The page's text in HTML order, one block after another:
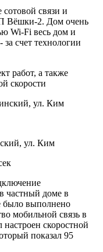
связи и
Вёшки-2. Дом очень
Wi-Fi весь дом и
счет технологии
работ, а также
скорости
ул. Ким
частный доме в
было выполнено
мобильной связь в
скоростной
показал 95